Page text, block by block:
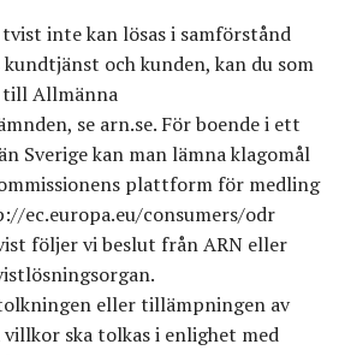
inte kan lösas i samförstånd
och kunden, kan du som
till Allmänna
se arn.se. För boende i ett
Sverige kan man lämna klagomål
plattform för medling
ec.europa.eu/consumers/odr
följer vi beslut från ARN eller
eller tillämpningen av
villkor ska tolkas i enlighet med